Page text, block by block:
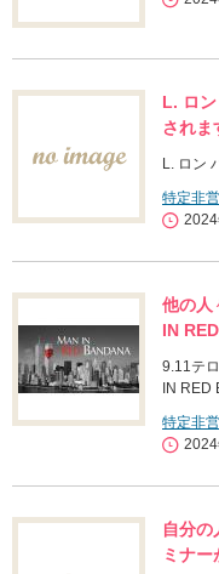
L. ロ
されま
L. ロン
特定非
他の人
IN
9.11テ
IN
特定非
自分
ミナ